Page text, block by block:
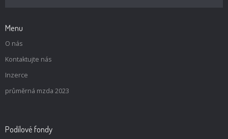
Menu
O nás
Kontaktujte nás
Inzerce
průměrná mzda 2023
Podílové fondy